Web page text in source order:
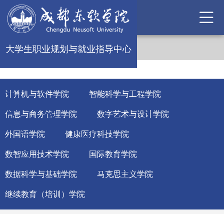
大学生职业规划与就业指导中心
计算机与软件学院 智能科学与工程学院
信息与商务管理学院 数字艺术与设计学院
外国语学院 健康医疗科技学院
数智应用技术学院 国际教育学院
数据科学与基础学院 马克思主义学院
继续教育（培训）学院